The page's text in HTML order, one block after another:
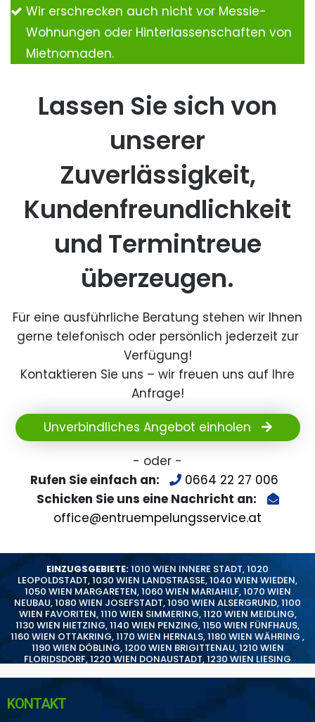
Wir erschrecken auch nicht vor Messie-
Wohnungen oder Hinterlassenschaften von
Mietnomaden.
Lassen Sie sich von
unserer
Zuverlässigkeit,
Kundenfreundlichkeit
und Termintreue
überzeugen.
Für eine ausführliche Beratung stehen wir Ihnen
gerne telefonisch oder persönlich jederzeit zur
Verfügung!
Kontaktieren Sie uns – wir freuen uns auf Ihre
Anfrage!
Unverbindliches Angebot einholen
- oder -
Rufen Sie einfach an:
0664 22 27 006
Schicken Sie uns eine Nachricht an:
office@entruempelungsservice.at
EINZUGSGEBIETE:1010 WIEN INNERE STADT,1020
LEOPOLDSTADT,1030 WIEN LANDSTRASSE,1040 WIEN WIEDEN,
1050 WIEN MARGARETEN,1060 WIEN MARIAHILF,1070 WIEN
NEUBAU,1080 WIEN JOSEFSTADT,1090 WIEN ALSERGRUND,1100
WIEN FAVORITEN,1110 WIEN SIMMERING,1120 WIEN MEIDLING,
1130 WIEN HIETZING,1140 WIEN PENZING,1150 WIEN FÜNFHAUS,
1160 WIEN OTTAKRING,1170 WIEN HERNALS,1180 WIEN WÄHRING ,
1190 WIEN DÖBLING,1200 WIEN BRIGITTENAU,1210 WIEN
FLORIDSDORF,1220 WIEN DONAUSTADT,1230 WIEN LIESING
KONTAKT